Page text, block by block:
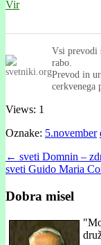
Vir
Vsi prevodi
rabo.
Prevod in
cerkvenega
Views: 1
Oznake: 5.november
Post
navigation
← sveti Domnin –
sveti Guido Maria
Dobra misel
"